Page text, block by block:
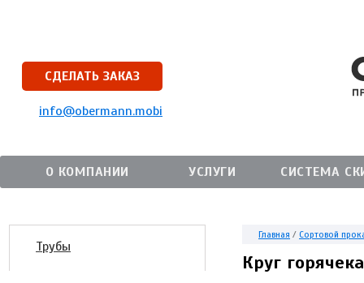
СДЕЛАТЬ ЗАКАЗ
info@obermann.mobi
О КОМПАНИИ УСЛУГИ СИСТЕМА
Трубы
Главная / Сортовой
Круг